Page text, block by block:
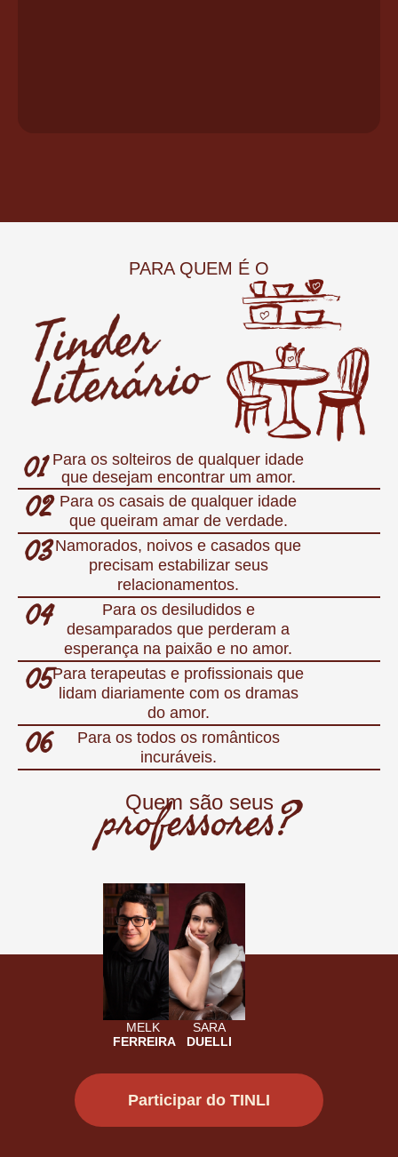
PARA QUEM É O
01 Para os solteiros de qualquer idade
que desejam encontrar um amor.
02 Para os casais de qualquer idade
que queiram amar de verdade.
03 Namorados, noivos e casados que
precisam estabilizar seus
relacionamentos.
04
Para os desiludidos e
desamparados que perderam a
esperança na paixão e no amor.
05Para terapeutas e profissionais que
lidam diariamente com os dramas
do amor.
06
Para os todos os românticos
incuráveis.
Quem são seus
professores?
MELK
FERREIRA
SARA
DUELLI
Participar do TINLI